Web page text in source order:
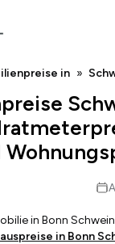
in
in Bonn
in Bonn